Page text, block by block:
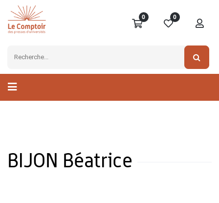
0 0
BIJON Béatrice